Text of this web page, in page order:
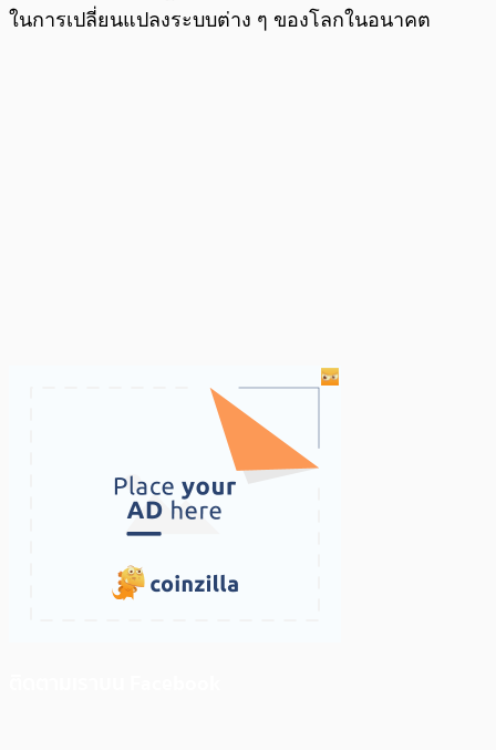
ในการเปลี่ยนแปลงระบบต่าง ๆ ของโลกในอนาคต